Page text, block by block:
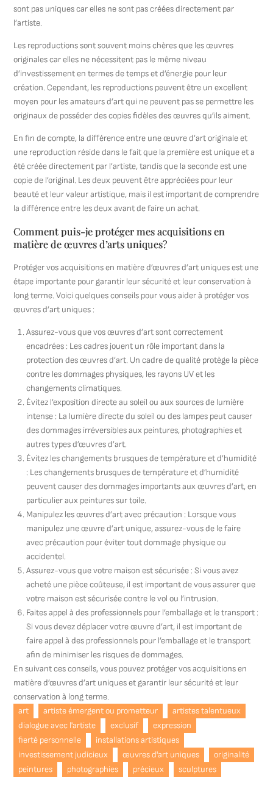
sont pas uniques car elles ne sont pas créées directement par
l’artiste.
Les reproductions sont souvent moins chères que les œuvres
originales car elles ne nécessitent pas le même niveau
d’investissement en termes de temps et d’énergie pour leur
création. Cependant, les reproductions peuvent être un excellent
moyen pour les amateurs d’art qui ne peuvent pas se permettre les
originaux de posséder des copies fidèles des œuvres qu’ils aiment.
En fin de compte, la différence entre une œuvre d’art originale et
une reproduction réside dans le fait que la première est unique et a
été créée directement par l’artiste, tandis que la seconde est une
copie de l’original. Les deux peuvent être appréciées pour leur
beauté et leur valeur artistique, mais il est important de comprendre
la différence entre les deux avant de faire un achat.
Comment puis-je protéger mes acquisitions en
matière de œuvres d’arts uniques?
Protéger vos acquisitions en matière d’œuvres d’art uniques est une
étape importante pour garantir leur sécurité et leur conservation à
long terme. Voici quelques conseils pour vous aider à protéger vos
œuvres d’art uniques :
Assurez-vous que vos œuvres d’art sont correctement
encadrées : Les cadres jouent un rôle important dans la
protection des œuvres d’art. Un cadre de qualité protège la pièce
contre les dommages physiques, les rayons UV et les
changements climatiques.
Évitez l’exposition directe au soleil ou aux sources de lumière
intense : La lumière directe du soleil ou des lampes peut causer
des dommages irréversibles aux peintures, photographies et
autres types d’œuvres d’art.
Évitez les changements brusques de température et d’humidité
: Les changements brusques de température et d’humidité
peuvent causer des dommages importants aux œuvres d’art, en
particulier aux peintures sur toile.
Manipulez les œuvres d’art avec précaution : Lorsque vous
manipulez une œuvre d’art unique, assurez-vous de le faire
avec précaution pour éviter tout dommage physique ou
accidentel.
Assurez-vous que votre maison est sécurisée : Si vous avez
acheté une pièce coûteuse, il est important de vous assurer que
votre maison est sécurisée contre le vol ou l’intrusion.
Faites appel à des professionnels pour l’emballage et le transport :
Si vous devez déplacer votre œuvre d’art, il est important de
faire appel à des professionnels pour l’emballage et le transport
afin de minimiser les risques de dommages.
En suivant ces conseils, vous pouvez protéger vos acquisitions en
matière d’œuvres d’art uniques et garantir leur sécurité et leur
conservation à long terme.
art
artiste émergent ou prometteur
artistes talentueux
dialogue avec l'artiste
exclusif
expression
fierté personnelle
installations artistiques
investissement judicieux
œuvres d'art uniques
originalité
peintures
photographies précieux sculptures